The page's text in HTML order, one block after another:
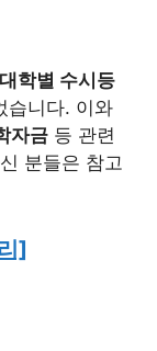
대학별 수시등
습니다. 이와
자금 등 관련
분들은 참고
]